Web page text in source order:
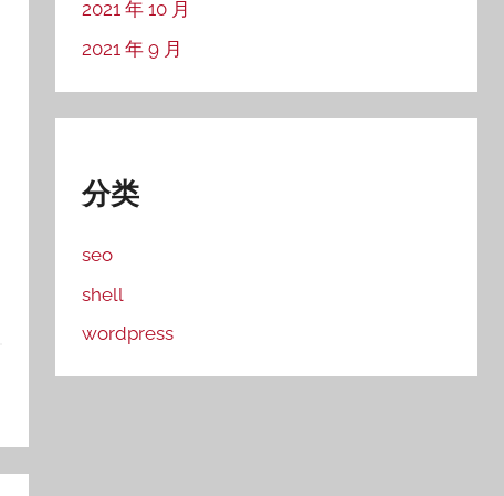
2021 年 10 月
2021 年 9 月
分类
seo
shell
wordpress